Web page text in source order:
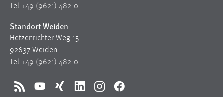
Tel +49 (9621) 482-0
Standort Weiden
Hetzenrichter Weg 15
92637 Weiden
Tel +49 (9621) 482-0
RSS YouTubeXing LinkedInInstagramFacebook